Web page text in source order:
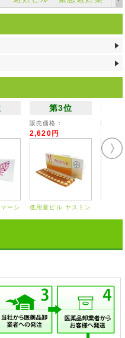
、服用前に担当の医師にご相談下
必要とする【要指示薬】です。本
あり、使用方法等が日本の医療
に譲渡せずご自身にてご使用く
ご相談ください。
のでご了承ください。
ーシ
第3位
販売価格：
2,620円
低用量ピル ヤスミン
3,550